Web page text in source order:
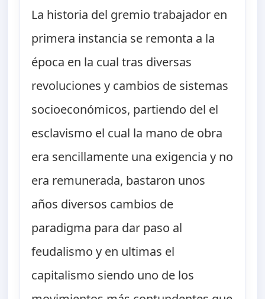
La historia del gremio trabajador en
primera instancia se remonta a la
época en la cual tras diversas
revoluciones y cambios de sistemas
socioeconómicos, partiendo del el
esclavismo el cual la mano de obra
era sencillamente una exigencia y no
era remunerada, bastaron unos
años diversos cambios de
paradigma para dar paso al
feudalismo y en ultimas el
capitalismo siendo uno de los